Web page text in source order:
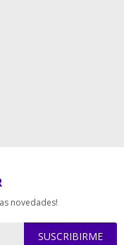
novedades!
SUSCRIBIRME